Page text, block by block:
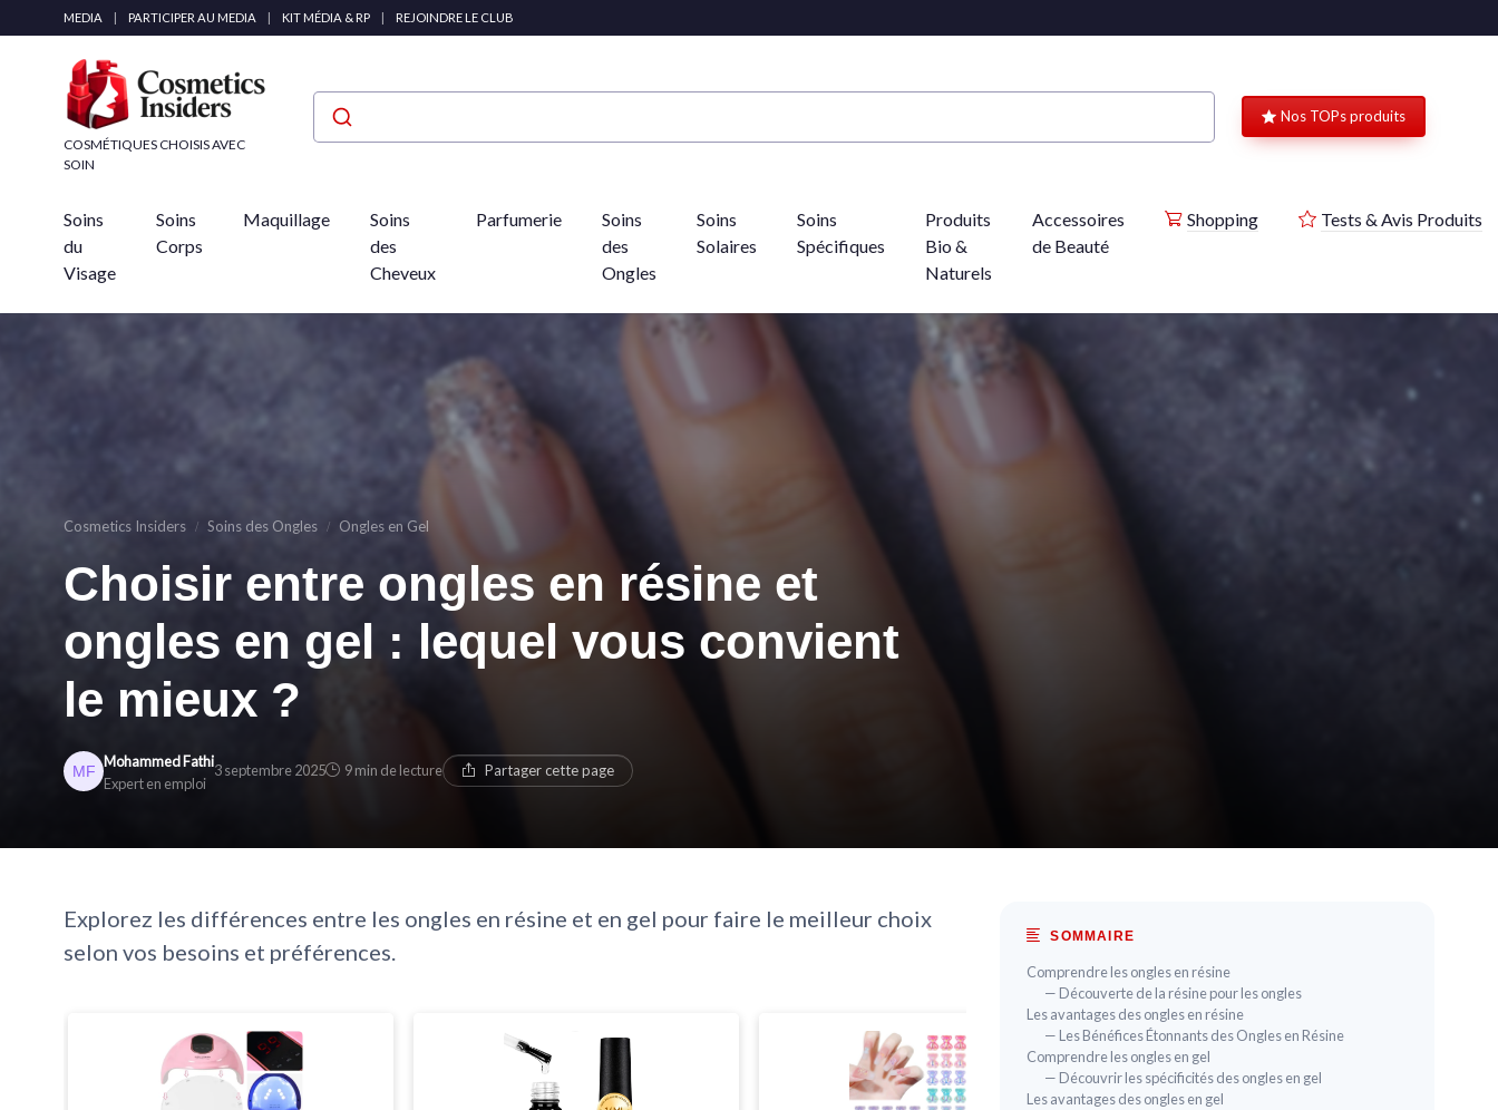
MEDIA | PARTICIPER AU MEDIA | KIT MÉDIA & RP | REJOINDRE LE CLUB
COSMÉTIQUES CHOISIS AVEC
SOIN
Nos TOPs produits
Soins
du
Visage
Soins
Corps
Maquillage
Soins
des
Cheveux
Parfumerie
Soins
des
Ongles
Soins
Solaires
Soins
Spécifiques
Produits
Bio &
Naturels
Accessoires
de Beauté
Shopping Tests & Avis Produits
Cosmetics Insiders Soins des Ongles Ongles en Gel
Choisir entre ongles en résine et
ongles en gel : lequel vous convient
le mieux ?
Mohammed Fathi
Expert en emploi
3 septembre 2025 9 min de lecture Partager cette page
Explorez les différences entre les ongles en résine et en gel pour faire le meilleur choix
selon vos besoins et préférences.
SOMMAIRE
Comprendre les ongles en résine
— Découverte de la résine pour les ongles
Les avantages des ongles en résine
— Les Bénéfices Étonnants des Ongles en Résine
Comprendre les ongles en gel
— Découvrir les spécificités des ongles en gel
Les avantages des ongles en gel
Panneau de gestion des cookies